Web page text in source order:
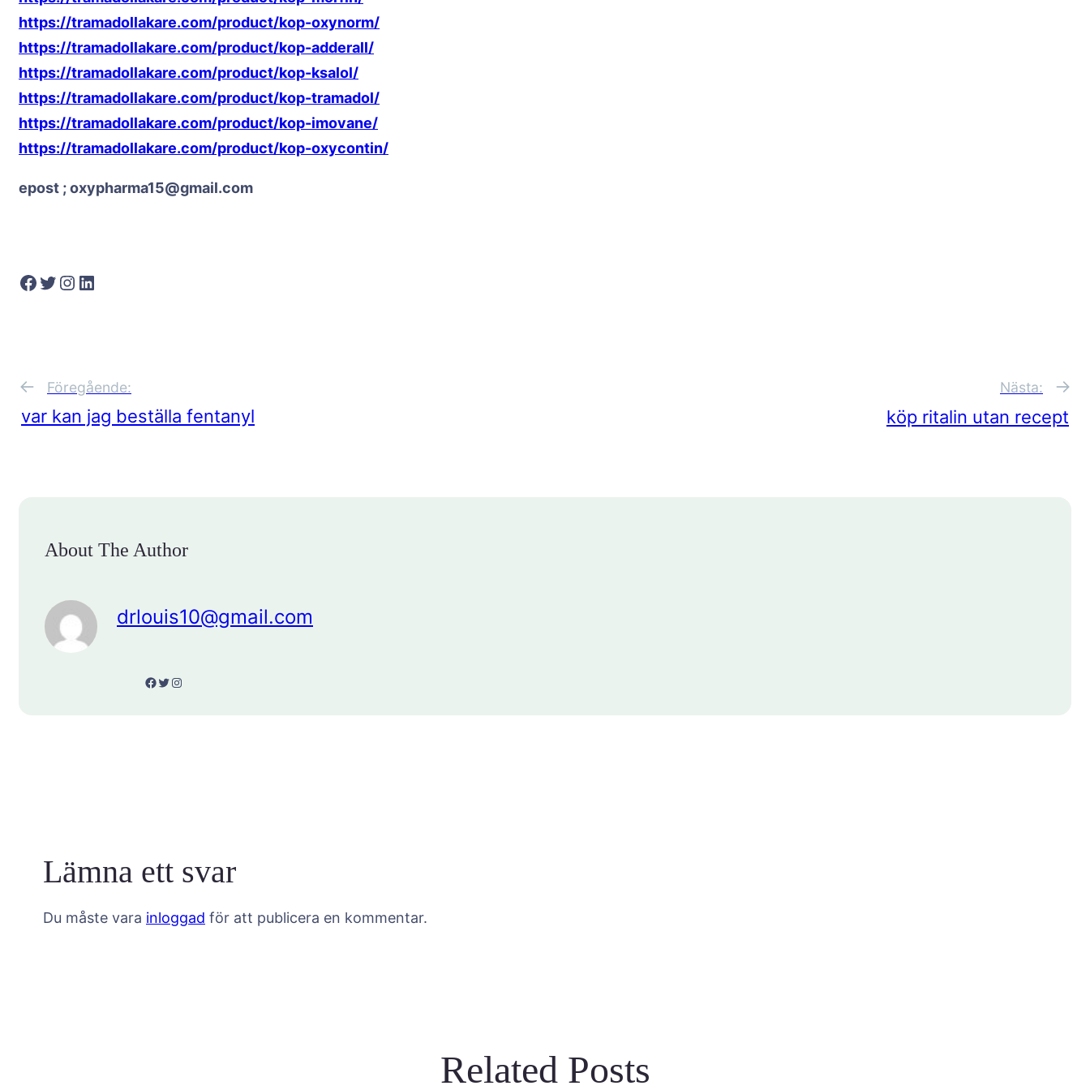
https://tramadollakare.com/product/kop-oxynorm/
https://tramadollakare.com/product/kop-adderall/
https://tramadollakare.com/product/kop-ksalol/
https://tramadollakare.com/product/kop-tramadol/
https://tramadollakare.com/product/kop-imovane/
https://tramadollakare.com/product/kop-oxycontin/
epost ; oxypharma15@gmail.com
Facebook Twitter Instagram LinkedIn
← Föregående:
var kan jag beställa fentanyl
Nästa:
köp ritalin utan recept
→
About The Author
drlouis10@gmail.com
Facebook Twitter Instagram
Lämna ett svar
Du måste vara inloggad för att publicera en kommentar.
Related Posts